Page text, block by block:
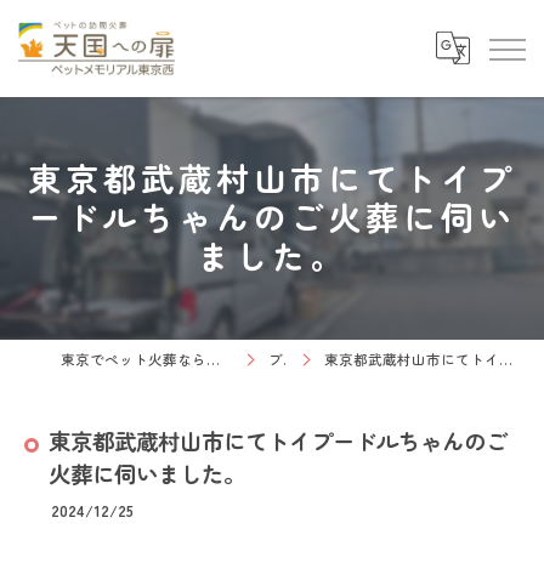
東京都武蔵村山市にてトイプ
ードルちゃんのご火葬に伺い
ました。
東京でペット火葬なら天国への扉 ペットメモリアル東京西 ブログ 東京都武蔵村山市にてトイプードルちゃんのご火葬に伺いました。
東京都武蔵村山市にてトイプードルちゃんのご
火葬に伺いました。
2024/12/25